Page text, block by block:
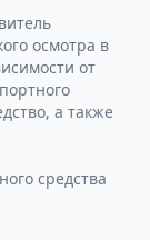
осмотра в
от
а также
средства